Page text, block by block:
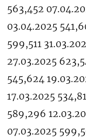
563,452
03.04.2025
599,511
27.03.2025
545,624
17.03.2025
589,296
07.03.2025